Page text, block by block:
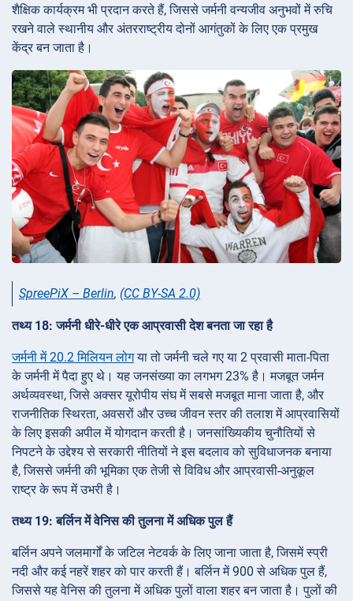
शैक्षिक कार्यक्रम भी प्रदान करते हैं, जिससे जर्मनी वन्यजीव अनुभवों में रुचि
रखने वाले स्थानीय और अंतरराष्ट्रीय दोनों आगंतुकों के लिए एक प्रमुख
केंद्र बन जाता है।
SpreePiX – Berlin, (CC BY-SA 2.0)
तथ्य 18: जर्मनी धीरे-धीरे एक आप्रवासी देश बनता जा रहा है
जर्मनी में 20.2 मिलियन लोगया तो जर्मनी चले गए या 2 प्रवासी माता-पिता
के जर्मनी में पैदा हुए थे। यह जनसंख्या का लगभग 23% है। मजबूत जर्मन
अर्थव्यवस्था, जिसे अक्सर यूरोपीय संघ में सबसे मजबूत माना जाता है, और
राजनीतिक स्थिरता, अवसरों और उच्च जीवन स्तर की तलाश में आप्रवासियों
के लिए इसकी अपील में योगदान करती है। जनसांख्यिकीय चुनौतियों से
निपटने के उद्देश्य से सरकारी नीतियों ने इस बदलाव को सुविधाजनक बनाया
है, जिससे जर्मनी की भूमिका एक तेजी से विविध और आप्रवासी-अनुकूल
राष्ट्र के रूप में उभरी है।
तथ्य 19: बर्लिन में वेनिस की तुलना में अधिक पुल हैं
बर्लिन अपने जलमार्गों के जटिल नेटवर्क के लिए जाना जाता है, जिसमें स्प्री
नदी और कई नहरें शहर को पार करती हैं। बर्लिन में 900 से अधिक पुल हैं,
जिससे यह वेनिस की तुलना में अधिक पुलों वाला शहर बन जाता है। पुलों की